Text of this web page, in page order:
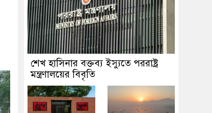
শেখ হাসিনার বক্তব্য ইস্যুতে পররাষ্ট্র
মন্ত্রণালয়ের বিবৃতি